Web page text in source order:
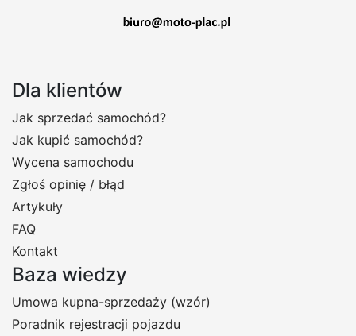
Dla klientów
Jak sprzedać samochód?
Jak kupić samochód?
Wycena samochodu
Zgłoś opinię / błąd
Artykuły
FAQ
Kontakt
Baza wiedzy
Umowa kupna-sprzedaży (wzór)
Poradnik rejestracji pojazdu